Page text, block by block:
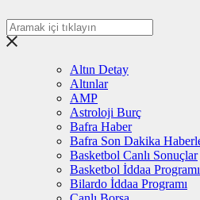
Altın Detay
Altınlar
AMP
Astroloji Burç
Bafra Haber
Bafra Son Dakika
Basketbol Canlı Sonuçlar
Basketbol İddaa Programı
Bilardo İddaa Programı